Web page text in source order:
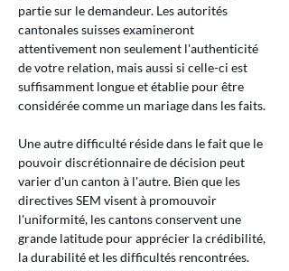
partie sur le demandeur. Les autorités
cantonales suisses examineront
attentivement non seulement l'authenticité
de votre relation, mais aussi si celle-ci est
suffisamment longue et établie pour être
considérée comme un mariage dans les faits.
Une autre difficulté réside dans le fait que le
pouvoir discrétionnaire de décision peut
varier d'un canton à l'autre. Bien que les
directives SEM visent à promouvoir
l'uniformité, les cantons conservent une
grande latitude pour apprécier la crédibilité,
la durabilité et les difficultés rencontrées.